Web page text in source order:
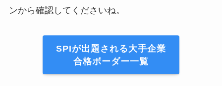
ンから確認してくださいね。
SPIが出題される大手企業
合格ボーダー一覧